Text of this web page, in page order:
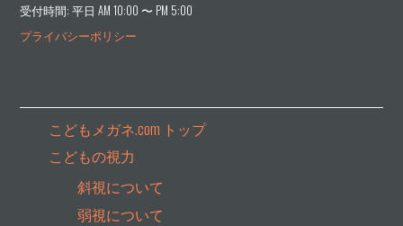
受付時間: 平日 AM 10:00 〜 PM 5:00
プライバシーポリシー
こどもメガネ.com トップ
こどもの視力
斜視について
弱視について